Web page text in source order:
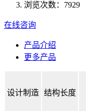
浏览次数：7929
在线咨询
产品介绍
更多产品
设计制造 结构长度